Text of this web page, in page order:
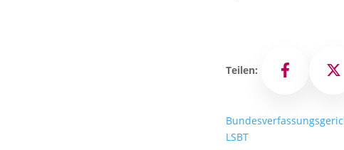
Teilen: Facebook X
LSBT